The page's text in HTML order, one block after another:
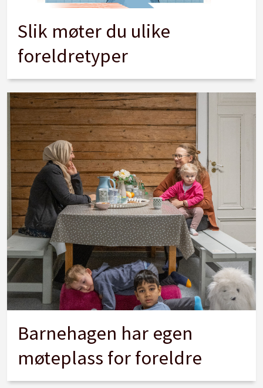
Slik møter du ulike
foreldretyper
Barnehagen har egen
møteplass for foreldre